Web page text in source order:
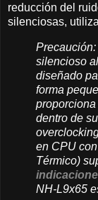
reducción del
silenciosas,
silencioso
diseñado
forma
dentro de
en CPU
Térmico)
NH-L9x65